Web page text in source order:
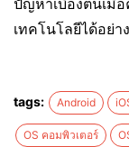
ปัญหาเบื้องต้นเมื่
เทคโนโลยีได้อย่า
tags: Android
OS คอมพิวเตอร์